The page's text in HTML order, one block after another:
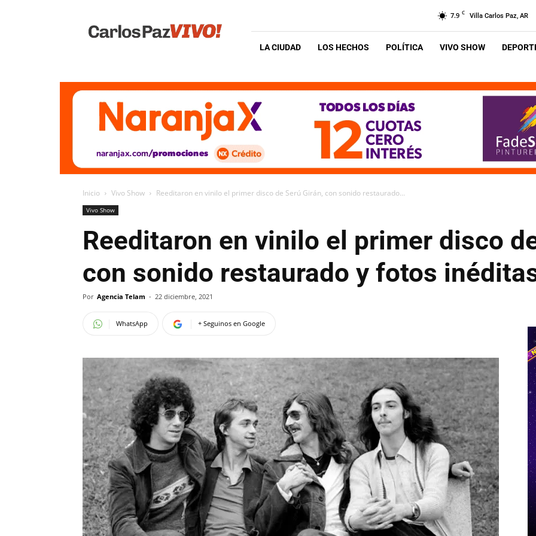
Vivo
7.9 C Villa Carlos Paz, AR
LA CIUDAD LOS HECHOS POLÍTICA VIVO SHOW
Inicio Vivo Show Reeditaron en vinilo el primer disco de Serú Girán, con sonido restaurado...
Vivo Show
Reeditaron en vinilo el primer disco
con sonido restaurado y fotos
Por Agencia Telam - 22 diciembre, 2021
WhatsApp + Seguinos en Google